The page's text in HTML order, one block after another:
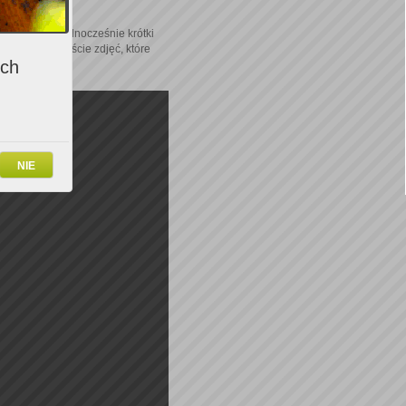
jednocześnie krótki
także kilkanaście zdjęć, które
NIE